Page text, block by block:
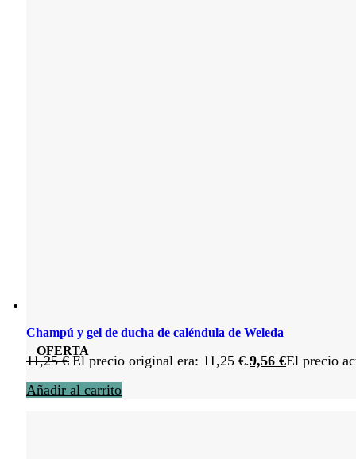
OFERTA
Champú y gel de ducha de caléndula de Weleda
11,25€ El precio original era: 11,25 €.9,56 €El precio
Añadir al carrito